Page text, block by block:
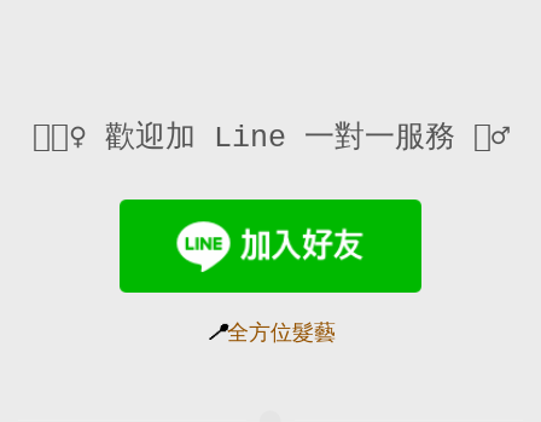
💇🏻‍♀️ 歡迎加 Line 一對一服務 💇‍♂️
📍全方位髮藝